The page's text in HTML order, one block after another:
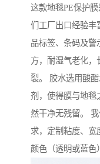
这款地毯PE保护
们工厂出口经验丰
品标签、条码及警
方，耐湿气老化，
裂。 胶水选用酸
剂，使得膜与地毯
然干净无残留。
求，定制粘度、宽
颜色（透明或蓝色